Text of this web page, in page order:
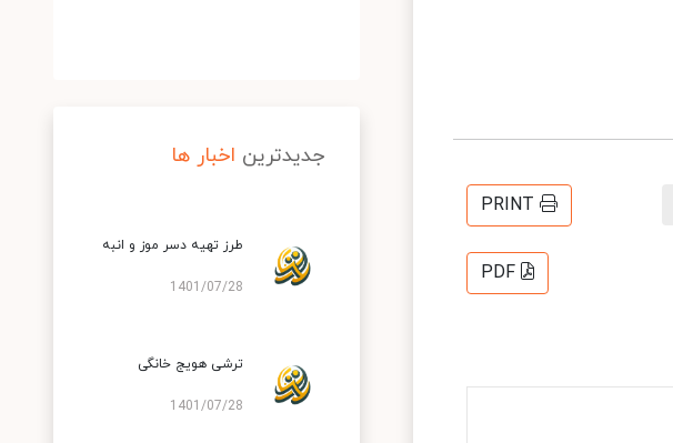
PRINT
PDF
جدیدترین اخبار ها
طرز تهیه دسر موز و انبه
1401/07/28
ترشی هویج خانگی
1401/07/28